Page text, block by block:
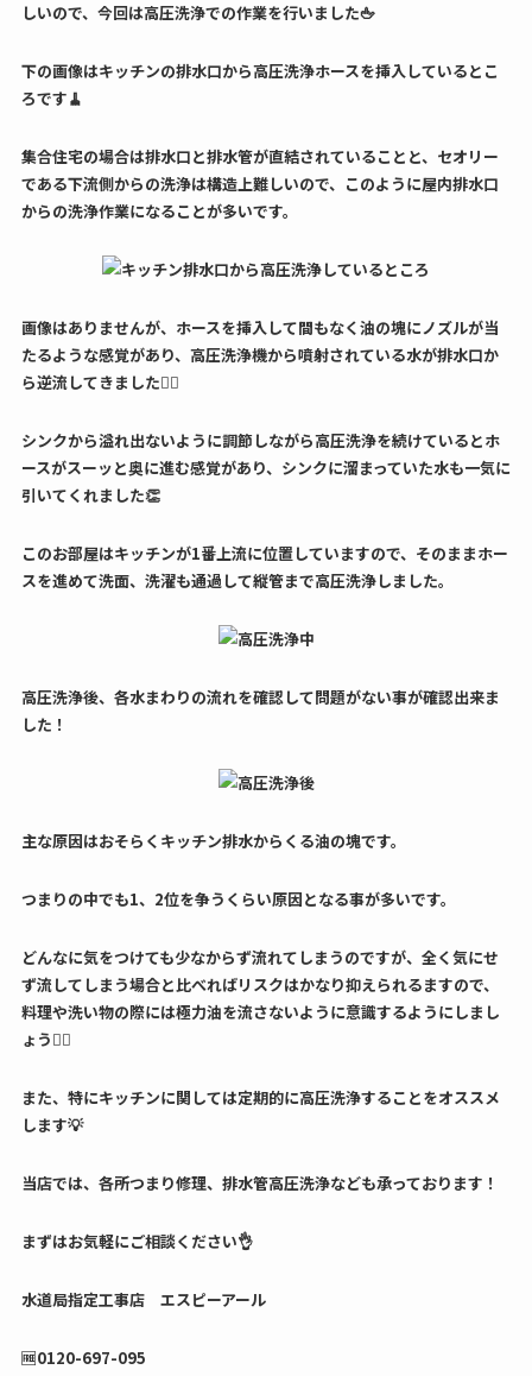
しいので、今回は高圧洗浄での作業を行いました🖕
下の画像はキッチンの排水口から高圧洗浄ホースを挿入しているとこ
ろです🧹
集合住宅の場合は排水口と排水管が直結されていることと、セオリー
である下流側からの洗浄は構造上難しいので、このように屋内排水口
からの洗浄作業になることが多いです。
画像はありませんが、ホースを挿入して間もなく油の塊にノズルが当
たるような感覚があり、高圧洗浄機から噴射されている水が排水口か
ら逆流してきました🤦‍♂️
シンクから溢れ出ないように調節しながら高圧洗浄を続けているとホ
ースがスーッと奥に進む感覚があり、シンクに溜まっていた水も一気に
引いてくれました👏
このお部屋はキッチンが1番上流に位置していますので、そのままホー
スを進めて洗面、洗濯も通過して縦管まで高圧洗浄しました。
高圧洗浄後、各水まわりの流れを確認して問題がない事が確認出来ま
した！
主な原因はおそらくキッチン排水からくる油の塊です。
つまりの中でも1、2位を争うくらい原因となる事が多いです。
どんなに気をつけても少なからず流れてしまうのですが、全く気にせ
ず流してしまう場合と比べればリスクはかなり抑えられるますので、
料理や洗い物の際には極力油を流さないように意識するようにしまし
ょう🙆‍♂️
また、特にキッチンに関しては定期的に高圧洗浄することをオススメ
します💡
当店では、各所つまり修理、排水管高圧洗浄なども承っております！
まずはお気軽にご相談ください👌
水道局指定工事店 エスピーアール
🆓0120-697-095